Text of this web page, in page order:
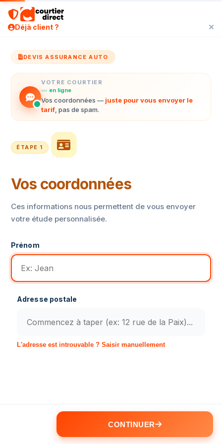
Déjà client ?
DEVIS ASSURANCE AUTO
VOTRE COURTIER
en ligne
Vos coordonnées — juste pour vous envoyer le
tarif , pas de spam.
ÉTAPE 1
Vos coordonnées
Ces informations nous permettent de vous envoyer
votre étude personnalisée.
Prénom
Adresse postale
L'adresse est introuvable ? Saisir manuellement
CONTINUER